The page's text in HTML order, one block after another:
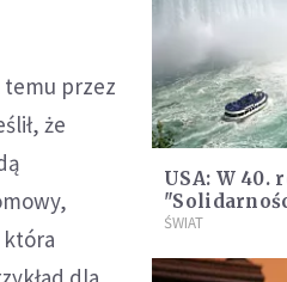
temu przez
że
USA: W 40.
ŚWIAT